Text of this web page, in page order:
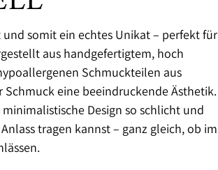
somit ein echtes Unikat – perfekt für
aus handgefertigtem, hoch
Schmuckteilen aus
eine beeindruckende Ästhetik.
Design so schlicht und
tragen kannst – ganz gleich, ob im